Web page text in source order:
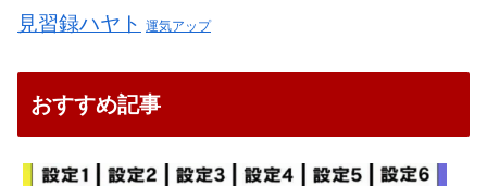
見習録ハヤト 運気アップ
おすすめ記事